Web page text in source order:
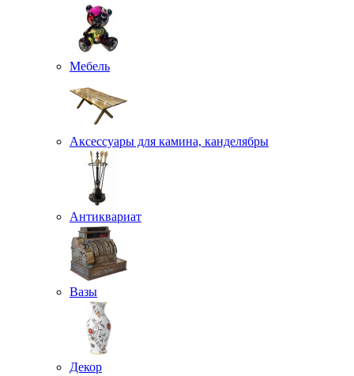
Мебель
Аксессуары для камина, канделябры
Антиквариат
Вазы
Декор